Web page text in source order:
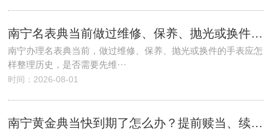
南宁名表典当前做过维修、保养、抛光或换件，历史记录怎样整理
南宁办理名表典当前，做过维修、保养、抛光或换件的手表应怎
样整理历史，是否需要先维···
时间：2026-08-01
南宁黄金典当快到期了怎么办？提前赎当、续当和到期处理分别看